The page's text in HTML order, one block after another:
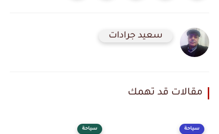
سعيد جرادات
مقالات قد تهمك
سياحة سياحة